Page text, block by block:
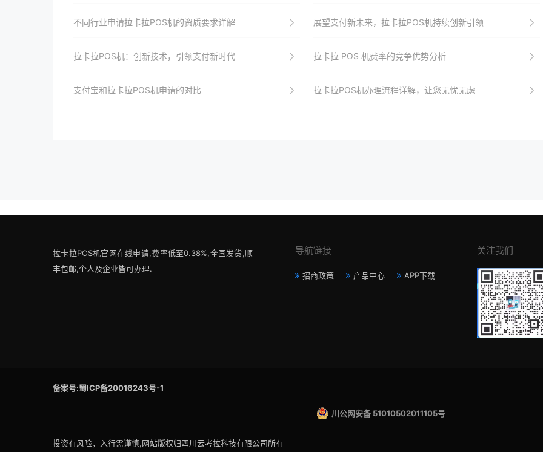
不同行业申请拉卡拉POS机的资质要求详解 展望支付新未来，拉卡拉POS机持续创新引领
拉卡拉POS机：创新技术，引领支付新时代 拉卡拉 POS 机费率的竞争优势分析
支付宝和拉卡拉POS机申请的对比 拉卡拉POS机办理流程详解，让您无忧无虑
拉卡拉POS机官网在线申请,费率低至0.38%,全国发货,顺
丰包邮,个人及企业皆可办理.
导航链接
招商政策 产品中心 APP下载
关注我们
备案号:蜀ICP备20016243号-1
川公网安备 51010502011105号
投资有风险，入行需谨慎,网站版权归四川云考拉科技有限公司所有